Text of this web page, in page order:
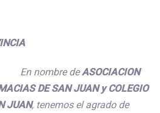
deASOCIACION
DE SAN JUAN y COLEGIO
JUAN, tenemos el agrado de